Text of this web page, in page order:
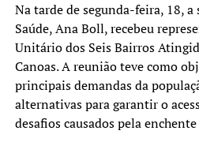
Na tarde de segunda-feira, 18,
Saúde, Ana Boll, recebeu
Unitário dos Seis Bairros
Canoas. A reunião teve como
principais demandas da
alternativas para garantir o
desafios causados pela